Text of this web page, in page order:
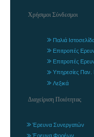
Χρήσιμοι Σύνδεσμοι
Παλιά
Επιτροπές
Επιτροπές
Υπηρεσίες Παν.
Λεξικά
Διαχείριση Ποιότητας
Έρευνα Συνεργατών
Έρευνα Φορέων